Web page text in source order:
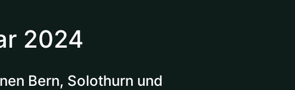
2024
Bern, Solothurn und